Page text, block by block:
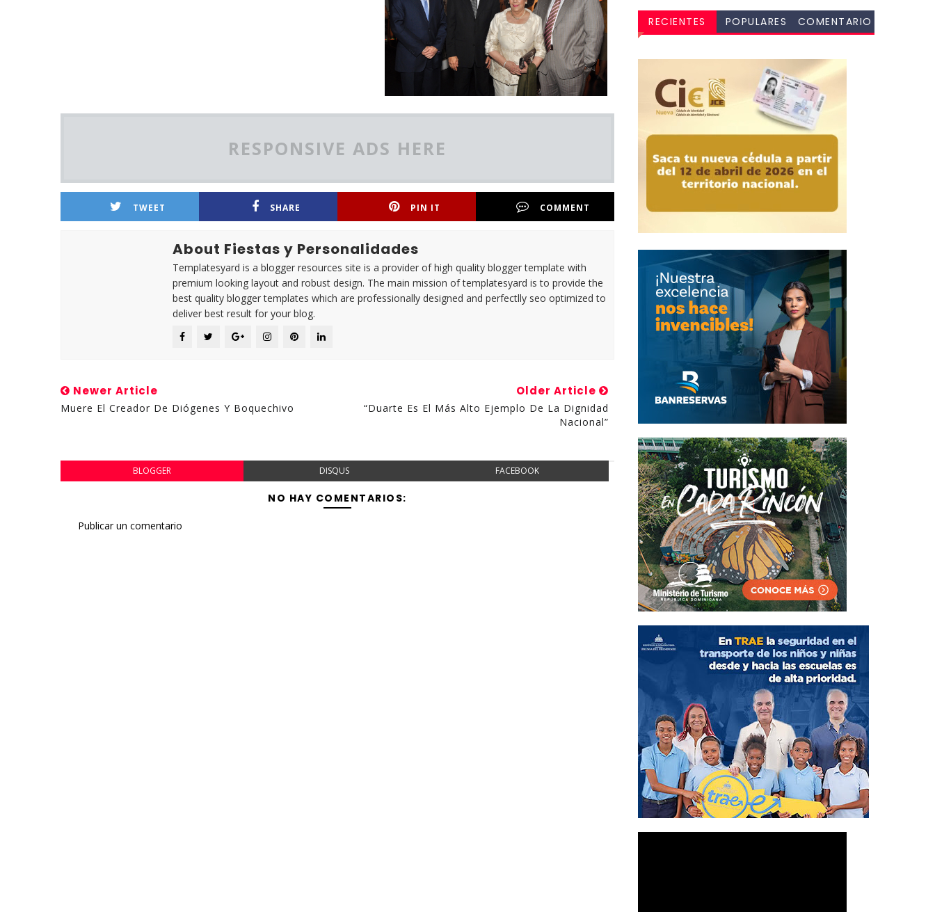
RESPONSIVE ADS HERE
TWEET SHARE PIN IT COMMENT
About Fiestas y Personalidades
Templatesyard is a blogger resources site is a provider of high quality blogger template with
premium looking layout and robust design. The main mission of templatesyard is to provide the
best quality blogger templates which are professionally designed and perfectlly seo optimized to
deliver best result for your blog.
Newer Article
Muere El Creador De Diógenes Y Boquechivo
Older Article
“Duarte Es El Más Alto Ejemplo De La Dignidad
Nacional”
BLOGGER DISQUS FACEBOOK
NO HAY COMENTARIOS:
Publicar un comentario
RECIENTES POPULARES
COMENTARIO